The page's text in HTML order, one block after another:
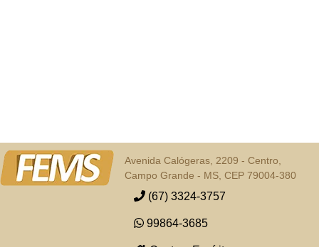
Avenida Calógeras, 2209 - Centro,
Campo Grande - MS, CEP 79004-380
(67) 3324-3757
99864-3685